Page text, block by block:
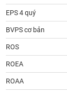
EPS 4 quý
BVPS cơ bản
ROS
ROEA
ROAA
Truyền
thông
tài
chính